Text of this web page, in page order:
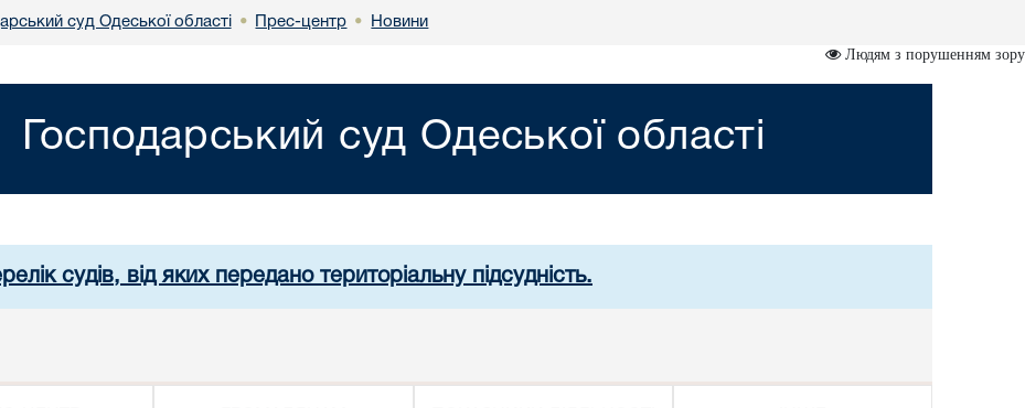
суд Одеської області • Прес-центр • Новини
Людям з порушенням зору
Господарський суд Одеської області
судів, від яких передано територіальну підсудність.